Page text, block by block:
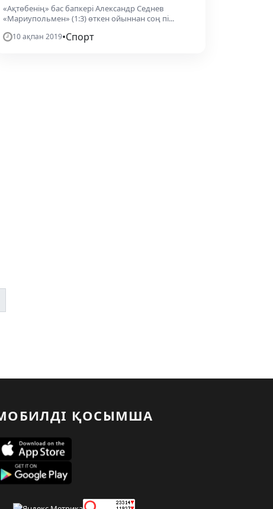
«Ақтөбенің» бас бапкері Александр Седнев
«Мариупольмен» (1:3) өткен ойыннан соң пі...
10 ақпан 2019•Спорт
ҚОСЫМША